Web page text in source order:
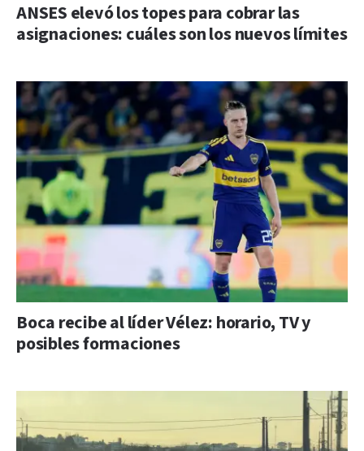
ANSES elevó los topes para cobrar las
asignaciones: cuáles son los nuevos límites
Boca recibe al líder Vélez: horario, TV y
posibles formaciones